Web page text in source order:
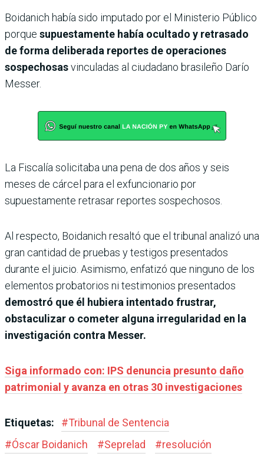
Boidanich había sido imputado por el Ministerio Público
porque supuestamente había ocultado y retrasado
de forma deliberada reportes de operaciones
sospechosasvinculadas al ciudadano brasileño Darío
Messer.
La Fiscalía solicitaba una pena de dos años y seis
meses de cárcel para el exfuncionario por
supuestamente retrasar reportes sospechosos.
Al respecto, Boidanich resaltó que el tribunal analizó una
gran cantidad de pruebas y testigos presentados
durante el juicio. Asimismo, enfatizó que ninguno de los
elementos probatorios ni testimonios presentados
demostró que él hubiera intentado frustrar,
obstaculizar o cometer alguna irregularidad en la
investigación contra Messer.
Siga informado con: IPS denuncia presunto daño
patrimonial y avanza en otras 30 investigaciones
Etiquetas: #Tribunal de Sentencia
#Óscar Boidanich #Seprelad #resolución